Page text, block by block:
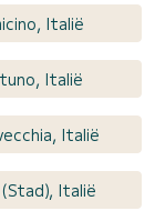
Italië
Italië
Italië
Italië